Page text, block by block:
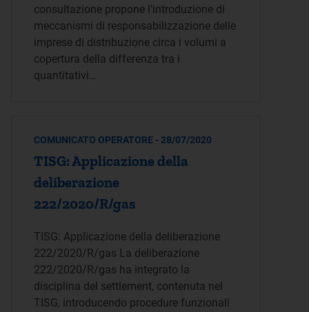
consultazione propone l’introduzione di
meccanismi di responsabilizzazione delle
imprese di distribuzione circa i volumi a
copertura della differenza tra i
quantitativi…
COMUNICATO OPERATORE - 28/07/2020
TISG: Applicazione della
deliberazione
222/2020/R/gas
TISG: Applicazione della deliberazione
222/2020/R/gas La deliberazione
222/2020/R/gas ha integrato la
disciplina del settlement, contenuta nel
TISG, introducendo procedure funzionali